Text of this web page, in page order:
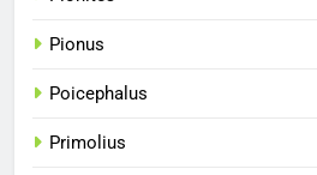
Pionus
Poicephalus
Primolius